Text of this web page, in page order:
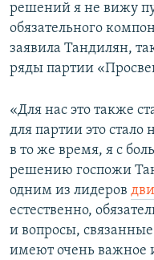
решений я не вижу
обязательного
заявила Тандилян,
ряды партии
«Для нас это также
для партии это
в то же время, я с
решению госпожи
одним из лидеров
естественно,
и вопросы,
имеют очень важное